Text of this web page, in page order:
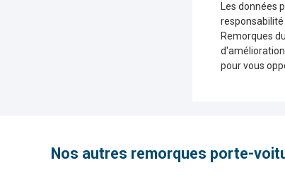
Les
responsabilité
Remorques
pour vous
Nos autres remorques porte-